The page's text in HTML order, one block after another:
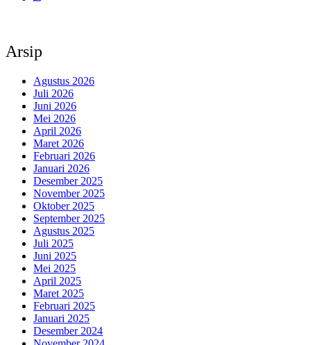
Arsip
Agustus 2026
Juli 2026
Juni 2026
Mei 2026
April 2026
Maret 2026
Februari 2026
Januari 2026
Desember 2025
November 2025
Oktober 2025
September 2025
Agustus 2025
Juli 2025
Juni 2025
Mei 2025
April 2025
Maret 2025
Februari 2025
Januari 2025
Desember 2024